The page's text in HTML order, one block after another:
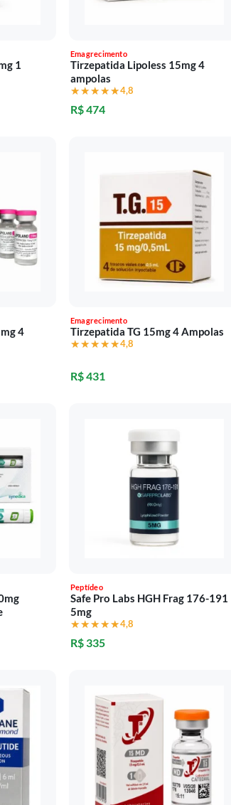
1
Emagrecimento
Tirzepatida Lipoless 15mg 4
ampolas
★★★★★
★★★★★4,8
R$ 474
4
Emagrecimento
Tirzepatida TG 15mg 4 Ampolas
★★★★★
★★★★★4,8
R$ 431
Peptídeo
Safe Pro Labs HGH Frag 176-191
5mg
★★★★★
★★★★★4,8
R$ 335